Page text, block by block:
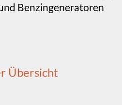
Benzingeneratoren
Übersicht